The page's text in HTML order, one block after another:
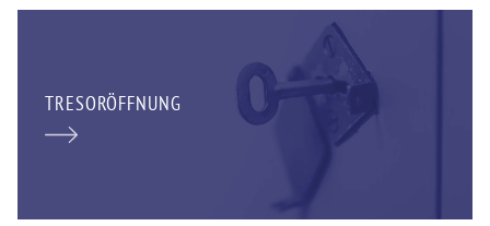
TRESORÖFFNUNG